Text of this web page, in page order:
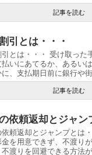
記事を読む
引とは・・・
引とは・・・ 受け取った
いにあてるか、あるい
に、支払期日前に銀行や
記事を読む
依頼返却とジャン
依頼返却とジャンプとは
金を用意できず、不渡り
不渡りを回避できる方法